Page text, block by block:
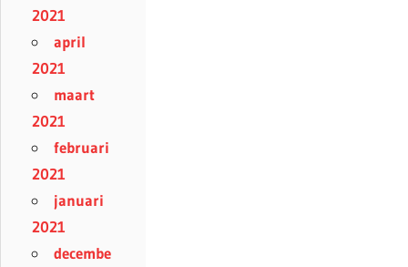
2021
april
2021
maart
2021
februari
2021
januari
2021
decembe